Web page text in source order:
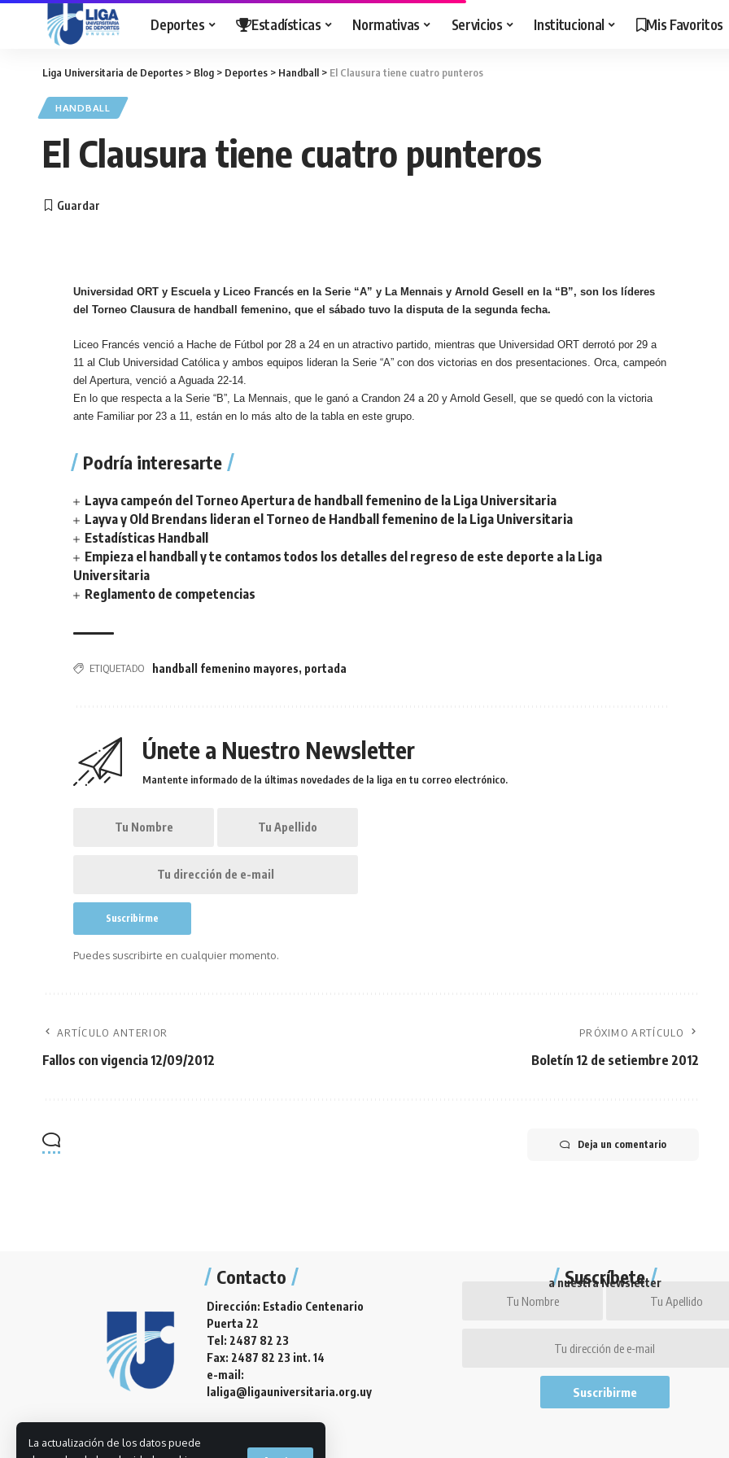
La actualización de los datos puede
Deportes Estadísticas Normativas Servicios Institucional Mis Favoritos
Liga Universitaria de Deportes > Blog > Deportes > Handball > El Clausura tiene cuatro punteros
HANDBALL
El Clausura tiene cuatro punteros
Universidad ORT y Escuela y Liceo Francés en la Serie “A” y La Mennais y Arnold Gesell en la “B”, son los líderes
del Torneo Clausura de handball femenino, que el sábado tuvo la disputa de la segunda fecha.
Liceo Francés venció a Hache de Fútbol por 28 a 24 en un atractivo partido, mientras que Universidad ORT derrotó por 29 a
11 al Club Universidad Católica y ambos equipos lideran la Serie “A” con dos victorias en dos presentaciones. Orca, campeón
del Apertura, venció a Aguada 22-14.
En lo que respecta a la Serie “B”, La Mennais, que le ganó a Crandon 24 a 20 y Arnold Gesell, que se quedó con la victoria
ante Familiar por 23 a 11, están en lo más alto de la tabla en este grupo.
Podría interesarte
Layva campeón del Torneo Apertura de handball femenino de la Liga Universitaria
Layva y Old Brendans lideran el Torneo de Handball femenino de la Liga Universitaria
Estadísticas Handball
Empieza el handball y te contamos todos los detalles del regreso de este deporte a la Liga
Universitaria
Reglamento de competencias
ETIQUETADO handball femenino mayores, portada
Únete a Nuestro Newsletter
Mantente informado de la últimas novedades de la liga en tu correo electrónico.
Puedes suscribirte en cualquier momento.
ARTÍCULO ANTERIOR
Fallos con vigencia 12/09/2012
PRÓXIMO ARTÍCULO
Boletín 12 de setiembre 2012
Deja un comentario
Contacto
Dirección: Estadio Centenario
Puerta 22
Tel: 2487 82 23
Fax: 2487 82 23 int. 14
e-mail:
laliga@ligauniversitaria.org.uy
Suscríbete
a nuestra Newsletter